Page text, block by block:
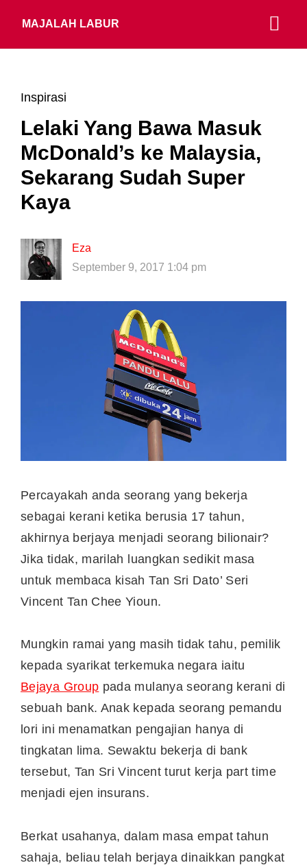
MAJALAH LABUR
Inspirasi
Lelaki Yang Bawa Masuk
McDonald’s ke Malaysia,
Sekarang Sudah Super
Kaya
Eza
September 9, 2017 1:04 pm
Percayakah anda seorang yang bekerja
sebagai kerani ketika berusia 17 tahun,
akhirnya berjaya menjadi seorang bilionair?
Jika tidak, marilah luangkan sedikit masa
untuk membaca kisah Tan Sri Dato’ Seri
Vincent Tan Chee Yioun.
Mungkin ramai yang masih tidak tahu, pemilik
kepada syarikat terkemuka negara iaitu
Bejaya Group pada mulanya seorang kerani di
sebuah bank. Anak kepada seorang pemandu
lori ini menamatkan pengajian hanya di
tingkatan lima. Sewaktu bekerja di bank
tersebut, Tan Sri Vincent turut kerja part time
menjadi ejen insurans.
Berkat usahanya, dalam masa empat tahun
sahaja, beliau telah berjaya dinaikkan pangkat